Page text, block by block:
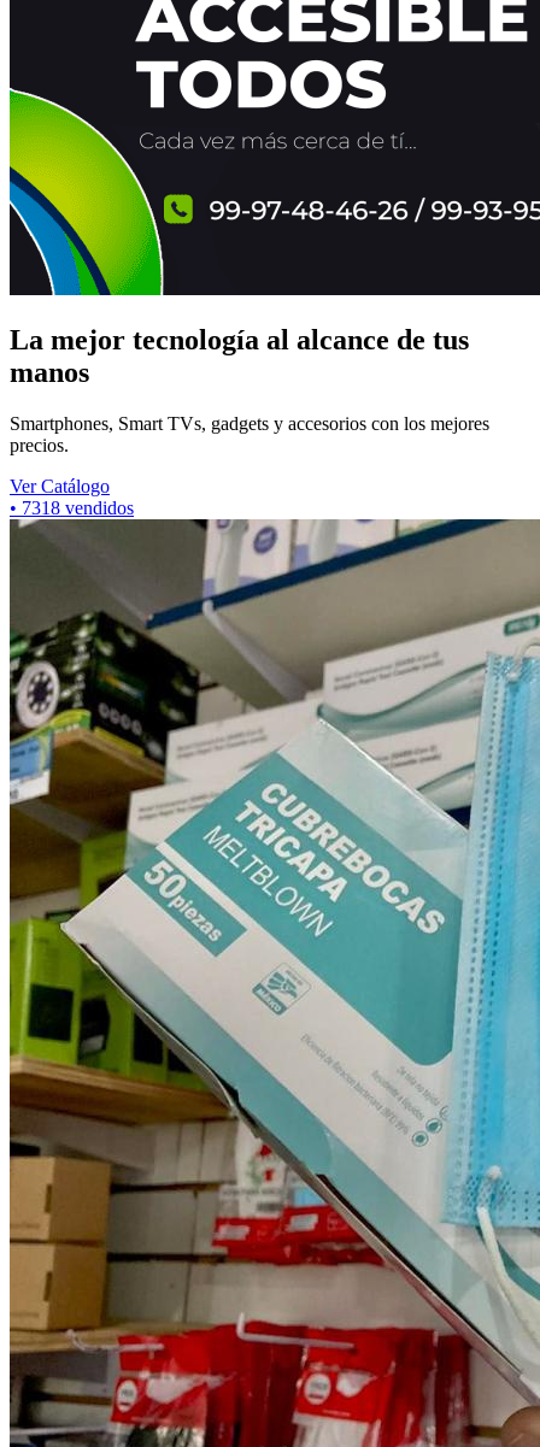
La mejor tecnología al alcance de tus
manos
Smartphones, Smart TVs, gadgets y accesorios con los mejores
precios.
Ver Catálogo
• 7318 vendidos